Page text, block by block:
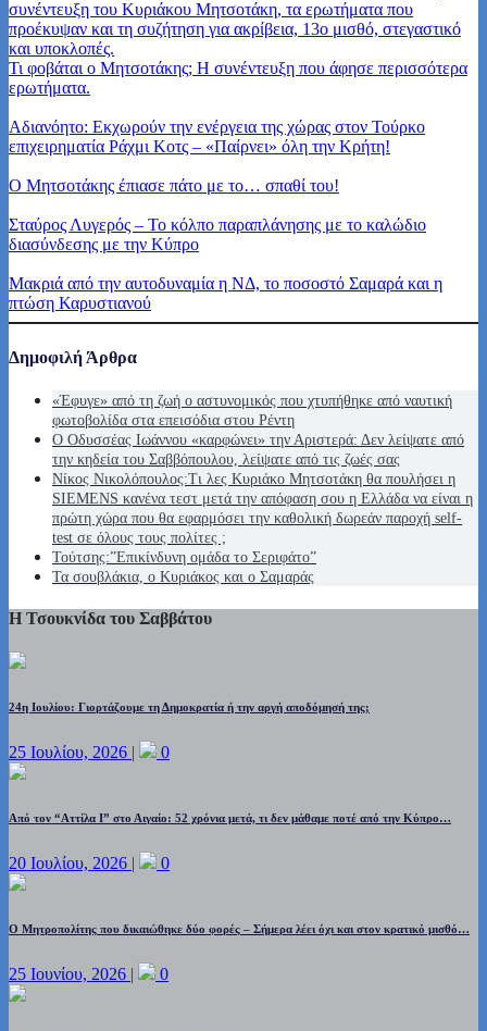
Τι φοβάται ο Μητσοτάκης; Η συνέντευξη που άφησε περισσότερα
ερωτήματα.
Αδιανόητο: Εκχωρούν την ενέργεια της χώρας στον Τούρκο
επιχειρηματία Ράχμι Κοτς – «Παίρνει» όλη την Κρήτη!
Ο Μητσοτάκης έπιασε πάτο με το… σπαθί του!
Σταύρος Λυγερός – Το κόλπο παραπλάνησης με το καλώδιο
διασύνδεσης με την Κύπρο
Μακριά από την αυτοδυναμία η ΝΔ, το ποσοστό Σαμαρά και η
πτώση Καρυστιανού
Δημοφιλή Άρθρα
«Έφυγε» από τη ζωή ο αστυνομικός που χτυπήθηκε από ναυτική
φωτοβολίδα στα επεισόδια στου Ρέντη
Ο Οδυσσέας Ιωάννου «καρφώνει» την Αριστερά: Δεν λείψατε από
την κηδεία του Σαββόπουλου, λείψατε από τις ζωές σας
Νίκος Νικολόπουλος:Τι λες Κυριάκο Μητσοτάκη θα πουλήσει η
SIEMENS κανένα τεστ μετά την απόφαση σου η Ελλάδα να είναι η
πρώτη χώρα που θα εφαρμόσει την καθολική δωρεάν παροχή self-
test σε όλους τους πολίτες ;
Τούτσης:”Επικίνδυνη ομάδα το Σεριφάτο”
Τα σουβλάκια, ο Κυριάκος και ο Σαμαράς
Η Τσουκνίδα του Σαββάτου
24η Ιουλίου: Γιορτάζουμε τη Δημοκρατία ή την αργή αποδόμησή της;
25 Ιουλίου, 2026 | 0
Από τον “Αττίλα Ι” στο Αιγαίο: 52 χρόνια μετά, τι δεν μάθαμε ποτέ από την Κύπρο…
20 Ιουλίου, 2026 | 0
Ο Μητροπολίτης που δικαιώθηκε δύο φορές – Σήμερα λέει όχι και στον κρατικό μισθό…
25 Ιουνίου, 2026 | 0